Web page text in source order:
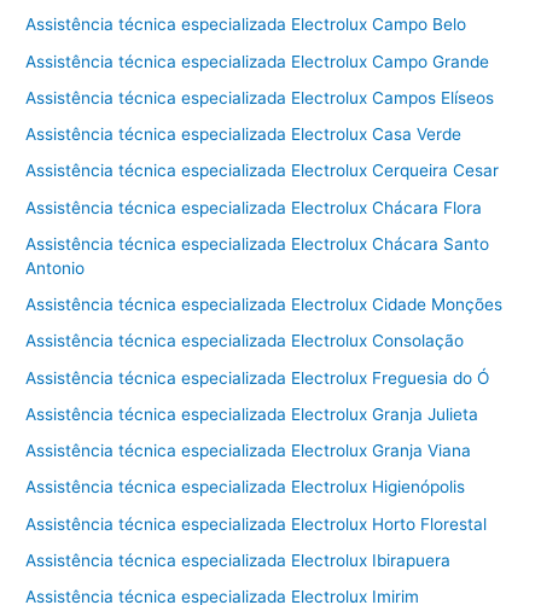
Assistência técnica especializada Electrolux Campo Belo
Assistência técnica especializada Electrolux Campo Grande
Assistência técnica especializada Electrolux Campos Elíseos
Assistência técnica especializada Electrolux Casa Verde
Assistência técnica especializada Electrolux Cerqueira Cesar
Assistência técnica especializada Electrolux Chácara Flora
Assistência técnica especializada Electrolux Chácara Santo
Antonio
Assistência técnica especializada Electrolux Cidade Monções
Assistência técnica especializada Electrolux Consolação
Assistência técnica especializada Electrolux Freguesia do Ó
Assistência técnica especializada Electrolux Granja Julieta
Assistência técnica especializada Electrolux Granja Viana
Assistência técnica especializada Electrolux Higienópolis
Assistência técnica especializada Electrolux Horto Florestal
Assistência técnica especializada Electrolux Ibirapuera
Assistência técnica especializada Electrolux Imirim